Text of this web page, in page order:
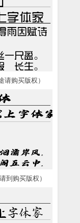
购买版权）
到购买版权）